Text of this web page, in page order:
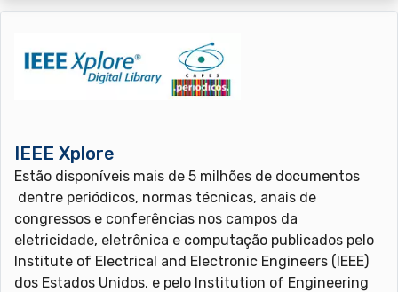
IEEE Xplore
Estão disponíveis mais de 5 milhões de documentos
dentre periódicos, normas técnicas, anais de
congressos e conferências nos campos da
eletricidade, eletrônica e computação publicados pelo
Institute of Electrical and Electronic Engineers (IEEE)
dos Estados Unidos, e pelo Institution of Engineering